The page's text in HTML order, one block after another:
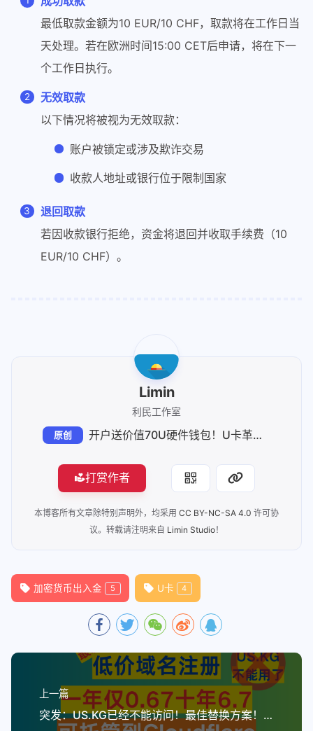
最低取款金额为10 EUR/10 CHF，取款将在工作日当
天处理。若在欧洲时间15:00 CET后申请，将在下一
个工作日执行。
无效取款
以下情况将被视为无效取款：
账户被锁定或涉及欺诈交易
收款人地址或银行位于限制国家
退回取款
若因收款银行拒绝，资金将退回并收取手续费（10
EUR/10 CHF）。
Limin
利民工作室
原创 开户送价值70U硬件钱包！U卡革命！最适合中国人的U卡，完全免费，再也不担心被冻卡了！全套中国资料，即将支持apple pay google pay，身份证就能开通！刚发车，千万别错过
打赏作者
本博客所有文章除特别声明外，均采用 CC BY-NC-SA 4.0 许可协
议。转载请注明来自 Limin Studio！
加密货币出入金 5 U卡 4
上一篇
突发：US.KG已经不能访问！最佳替换方案！低价注册永久域名，十年仅需要6.7，一年0.67，赶紧上车，再用不怕网站不稳定了